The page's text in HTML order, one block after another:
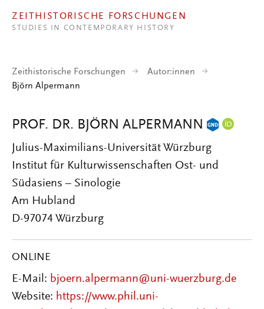
ZEITHISTORISCHE FORSCHUNGEN
STUDIES IN CONTEMPORARY HISTORY
Zeithistorische Forschungen
Autor:innen
Björn Alpermann
PROF. DR. BJÖRN ALPERMANN
Julius-Maximilians-Universität Würzburg
Institut für Kulturwissenschaften Ost- und
Südasiens – Sinologie
Am Hubland
D-97074 Würzburg
ONLINE
E-Mail: bjoern.alpermann@uni-wuerzburg.de
Website: https://www.phil.uni-